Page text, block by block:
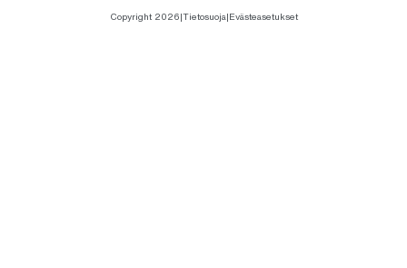
Copyright 2026|Tietosuoja|Evästeasetukset